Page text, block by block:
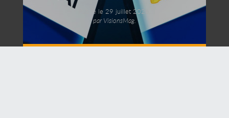
Publié le 29 juillet 2026,
par VisionsMag.